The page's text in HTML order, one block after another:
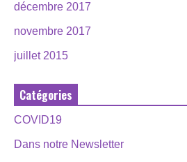
décembre 2017
novembre 2017
juillet 2015
Catégories
COVID19
Dans notre Newsletter